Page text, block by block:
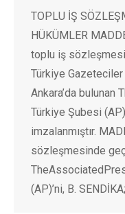
TOPLU İŞ
HÜKÜMLER
toplu iş
Türkiye
Ankara’da
Türkiye Şubesi
imzalanmıştır.
sözleşmesinde
(AP)’ni, B.